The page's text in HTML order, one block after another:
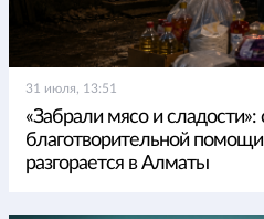
31 июля, 13:51
«Забрали мясо и сладости»:
благотворительной
разгорается в Алматы